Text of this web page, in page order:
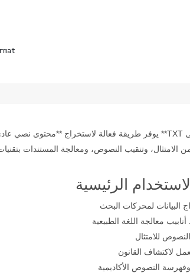
الامتثال، وتنقيب النصوص، ومعالجة المستندات
الرئيسية
البيانات لمحركات البحث
معالجة اللغة الطبيعية
للامتثال
لاكتشاف القانون
النصوص الأكاديمية